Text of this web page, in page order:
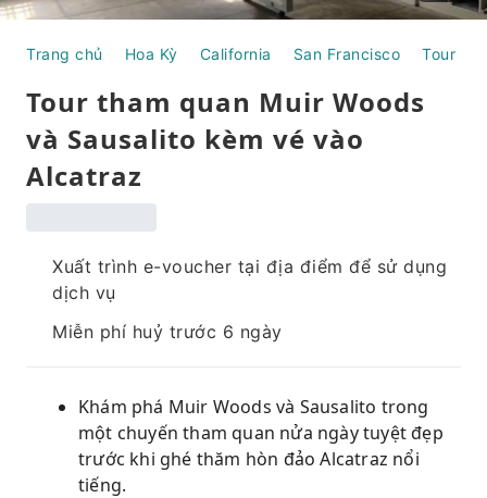
Trang chủ Hoa Kỳ California San Francisco Tour
Tour tham quan Muir Woods
và Sausalito kèm vé vào
Alcatraz
Xuất trình e-voucher tại địa điểm để sử dụng
dịch vụ
Miễn phí huỷ trước 6 ngày
Khám phá Muir Woods và Sausalito trong
một chuyến tham quan nửa ngày tuyệt đẹp
trước khi ghé thăm hòn đảo Alcatraz nổi
tiếng.